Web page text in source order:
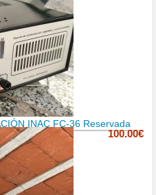
INAC FC-36 Reservada
100.00€